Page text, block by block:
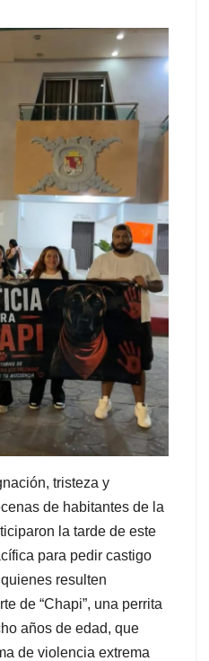
tristeza y
de habitantes de la
la tarde de este
para pedir castigo
resulten
de “Chapi”, una perrita
años de edad, que
de violencia extrema